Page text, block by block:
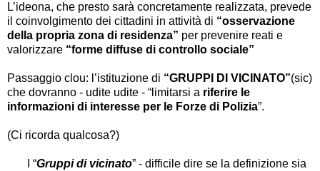
L’ideona, che presto sarà concretamente realizzata, prevede
il coinvolgimento dei cittadini in attività di “osservazione
della propria zona di residenza” per prevenire reati e
valorizzare “forme diffuse di controllo sociale”
Passaggio clou: l ’istituzione di “GRUPPI DI VICINATO”(sic)
che dovranno - udite udite - “ limitarsi a riferire le
informazioni di interesse per le Forze di Polizia”.
(Ci ricorda qualcosa?)
“Gruppi di vicinato” - difficile dire se la definizione sia